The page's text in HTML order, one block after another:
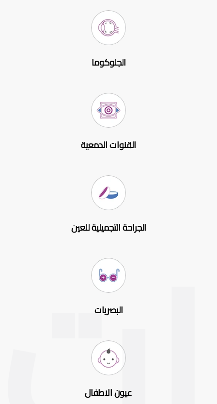
الجلوكوما
القنوات الدمعية
الجراحة التجميلية للعين
البصريات
عيون الاطفال